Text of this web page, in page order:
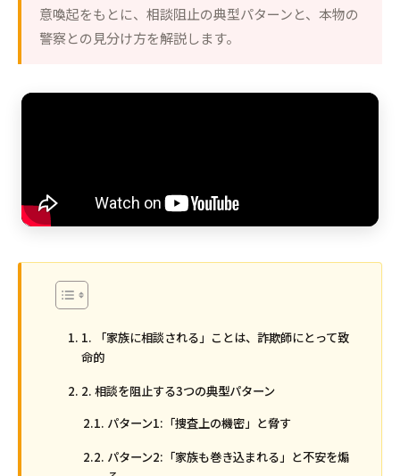
意喚起をもとに、相談阻止の典型パターンと、本物の
警察との見分け方を解説します。
1. 「家族に相談される」ことは、詐欺師にとって致
命的
2. 相談を阻止する3つの典型パターン
パターン1:「捜査上の機密」と脅す
パターン2:「家族も巻き込まれる」と不安を煽